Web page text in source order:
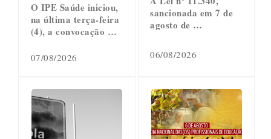
O IPE Saúde iniciou,
na última terça-feira
(4), a convocação …
07/08/2026
sancionada em 7 de
agosto de …
06/08/2026